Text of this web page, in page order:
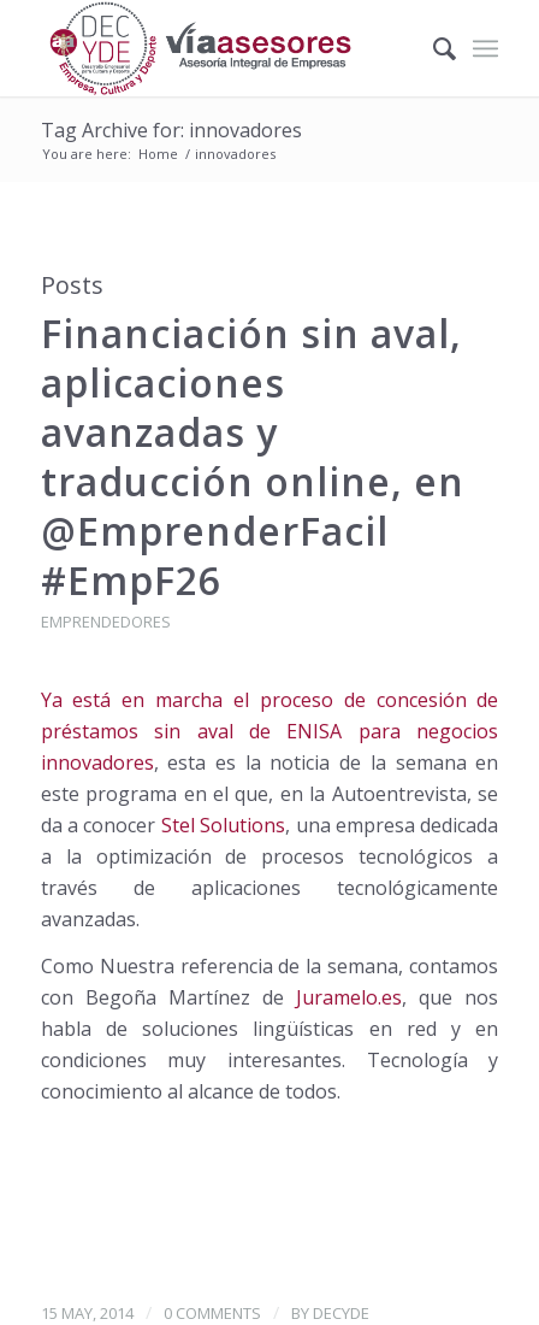
Tag Archive for: innovadores
You are here: Home / innovadores
Posts
Financiación sin aval,
aplicaciones
avanzadas y
traducción online, en
@EmprenderFacil
#EmpF26
EMPRENDEDORES
Ya está en marcha el proceso de concesión de
préstamos sin aval de ENISA para negocios
innovadores, esta es la noticia de la semana en
este programa en el que, en la Autoentrevista, se
da a conocer Stel Solutions, una empresa dedicada
a la optimización de procesos tecnológicos a
través de aplicaciones tecnológicamente
avanzadas.
Como Nuestra referencia de la semana, contamos
con Begoña Martínez de Juramelo.es, que nos
habla de soluciones lingüísticas en red y en
condiciones muy interesantes. Tecnología y
conocimiento al alcance de todos.
15 MAY, 2014 / 0 COMMENTS / BY DECYDE